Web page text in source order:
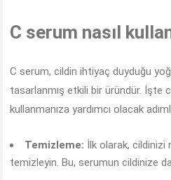
C serum nasıl
C serum, cildin ihtiyaç duyduğu
tasarlanmış etkili bir üründür. İşte
kullanmanıza yardımcı olacak
Temizleme: İlk olarak, cildinizi
temizleyin. Bu, serumun cildinize